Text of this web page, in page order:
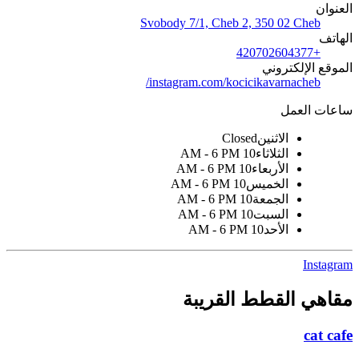
العنوان
Svobody 7/1, Cheb 2, 350 02 Cheb
الهاتف
+420702604377
الموقع الإلكتروني
instagram.com/kocicikavarnacheb/
ساعات العمل
الاثنينClosed
الثلاثاء10 AM - 6 PM
الأربعاء10 AM - 6 PM
الخميس10 AM - 6 PM
الجمعة10 AM - 6 PM
السبت10 AM - 6 PM
الأحد10 AM - 6 PM
Instagram
مقاهي القطط القريبة
cat cafe